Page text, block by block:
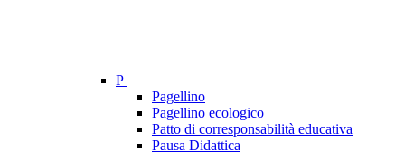
P
Pagellino
Pagellino ecologico
Patto di corresponsabilità educativa
Pausa Didattica